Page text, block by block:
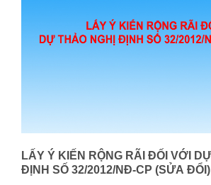
LẤY Ý KIẾN RỘNG RÃI ĐỐI VỚI DỰ THẢO NGHỊ
ĐỊNH SỐ 32/2012/NĐ-CP (SỬA ĐỔI)